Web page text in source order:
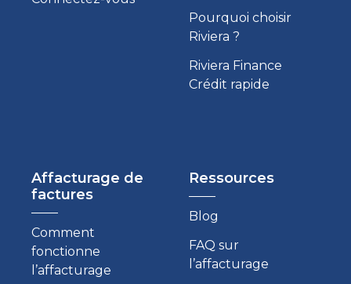
Pourquoi choisir
Riviera ?
Riviera Finance
Crédit rapide
Affacturage de
factures
Comment
fonctionne
l’affacturage
Ressources
Blog
FAQ sur
l’affacturage